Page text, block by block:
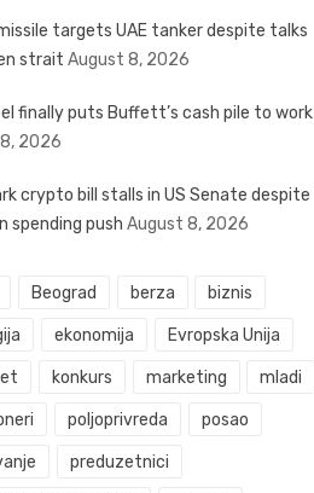
targets UAE tanker despite talks
strait August 8, 2026
finally puts Buffett’s cash pile to work
2026
crypto bill stalls in US Senate despite
spending push August 8, 2026
Beograd berza biznis
ekonomija Evropska Unija
konkurs marketing mladi
poljoprivreda posao
preduzetnici